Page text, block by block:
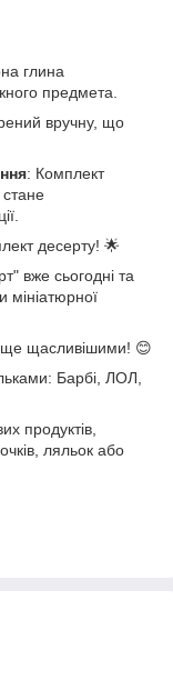
глина
предмета.
вручну, що
: Комплект
стане
десерту! 🌟
вже сьогодні та
мініатюрної
ще щасливішими! 😊
Барбі, ЛОЛ,
продуктів,
ляльок або